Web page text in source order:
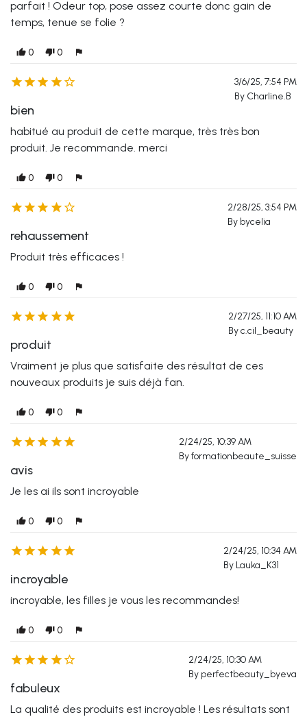
parfait ! Odeur top, pose assez courte donc gain de
temps, tenue se folie ?
thumb_up 0 thumb_down 0 flag
    
3/6/25, 7:54 PM
By Charline.B
bien
habitué au produit de cette marque, très très bon
produit. Je recommande. merci
thumb_up 0 thumb_down 0 flag
    
2/28/25, 3:54 PM
By bycelia
rehaussement
Produit très efficaces !
thumb_up 0 thumb_down 0 flag
    
2/27/25, 11:10 AM
By c.cil_beauty
produit
Vraiment je plus que satisfaite des résultat de ces
nouveaux produits je suis déjà fan.
thumb_up 0 thumb_down 0 flag
    
2/24/25, 10:39 AM
By formationbeaute_suisse
avis
Je les ai ils sont incroyable
thumb_up 0 thumb_down 0 flag
    
2/24/25, 10:34 AM
By Lauka_K31
incroyable
incroyable, les filles je vous les recommandes!
thumb_up 0 thumb_down 0 flag
    
2/24/25, 10:30 AM
By perfectbeauty_byeva
fabuleux
La qualité des produits est incroyable ! Les résultats sont